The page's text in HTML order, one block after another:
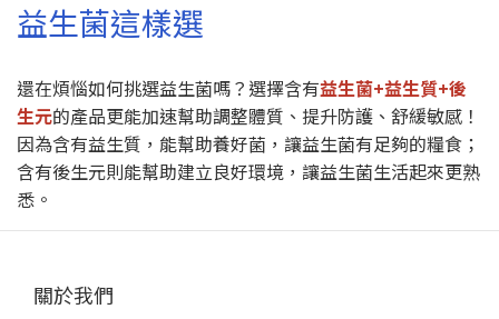
益生菌這樣選
還在煩惱如何挑選益生菌嗎？選擇含有益生菌+益生質+後
生元的產品更能加速幫助調整體質、提升防護、舒緩敏感！
因為含有益生質，能幫助養好菌，讓益生菌有足夠的糧食；
含有後生元則能幫助建立良好環境，讓益生菌生活起來更熟
悉。
關於我們